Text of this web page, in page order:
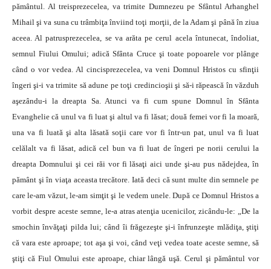
pământul. Al treisprezecelea, va trimite Dumnezeu pe Sfântul Arhanghel
Mihail şi va suna cu trâmbiţa înviind toţi morţii, de la Adam şi până în ziua
aceea. Al patrusprezecelea, se va arăta pe cerul acela întunecat, îndoliat,
semnul Fiului Omului; adică Sfânta Cruce şi toate popoarele vor plânge
când o vor vedea. Al cincisprezecelea, va veni Domnul Hristos cu sfinţii
îngeri şi-i va trimite să adune pe toţi credincioşii şi să-i răpească în văzduh
aşezându-i la dreapta Sa. Atunci va fi cum spune Domnul în Sfânta
Evanghelie că unul va fi luat şi altul va fi lăsat; două femei vor fi la moară,
una va fi luată şi alta lăsată soţii care vor fi într-un pat, unul va fi luat
celălalt va fi lăsat, adică cel bun va fi luat de îngeri pe norii cerului la
dreapta Domnului şi cei răi vor fi lăsaţi aici unde şi-au pus nădejdea, în
pământ şi în viaţa aceasta trecătore. Iată deci că sunt multe din semnele pe
care le-am văzut, le-am simţit şi le vedem unele. După ce Domnul Hristos a
vorbit despre aceste semne, le-a atras atenţia ucenicilor, zicându-le: „De la
smochin învăţaţi pilda lui; când îi frăgezeşte şi-i înfrunzeşte mlădiţa, ştiţi
că vara este aproape; tot aşa şi voi, când veţi vedea toate aceste semne, să
ştiţi că Fiul Omului este aproape, chiar lângă uşă. Cerul şi pământul vor